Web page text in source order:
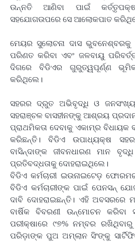
ଉନ୍ନତି ଆଣିବା ପାଇଁ
ସହଯୋଗଉପରେ ସେ ଆଲୋକପାତ
ମେୟର ସୁଲୋଚନା ଦାସ ଭୁବନେଶ୍ବରକୁ
ପରିଣତ କରିବା ଏବଂ ଜଳବାୟୁ
ଦିଗରେ ବିଡିଏର ଗୁରୁତ୍ୱପୂର୍ଣ୍ଣ
କରିଥିଲେ।
ସହରର ଦ୍ରୁତ ଅଭିବୃଦ୍ଧି ଓ
ସହରାଞ୍ଚଳ ବାସହୀନଙ୍କୁ ଆଶ୍ରୟ
ପ୍ରାଥମିକତା ଦେବାକୁ ଏକାମ୍ର ବିଧାୟକ
କରିଛନ୍ତି। ବିଡିଏ ଉପାଧ୍ୟକ୍ଷ
ବାସିନ୍ଦାଙ୍କ ଜୀବନଧାରଣ ମାନ
ପ୍ରତିବଦ୍ଧତାକୁ ଦୋହରାଇଥିଲେ।
ବିଡିଏ କର୍ମଚାରୀ ଇଉନାଇଟେଡ଼
ବିଡିଏ କର୍ମଚାରୀଙ୍କ ପାଇଁ ପେନସନ୍
ଦାବି ଦୋହରାଇଛନ୍ତି। ଏହି ଅବସରରେ
ବାର୍ଷିକ ବିବରଣୀ ଉନ୍ମୋଚନ କରିବା
ପରୀକ୍ଷାରେ ୯୭% ନମ୍ବର ରଖିଥିବାରୁ
ପରିଡ଼ାଙ୍କ ପୁଅ ଅମ୍ଲାନ ସିଂଙ୍କୁ